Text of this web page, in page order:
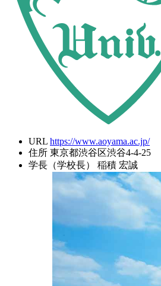
URL https://www.aoyama.ac.jp/
住所 東京都渋谷区渋谷4-4-25
学長（学校長）
稲積 宏誠